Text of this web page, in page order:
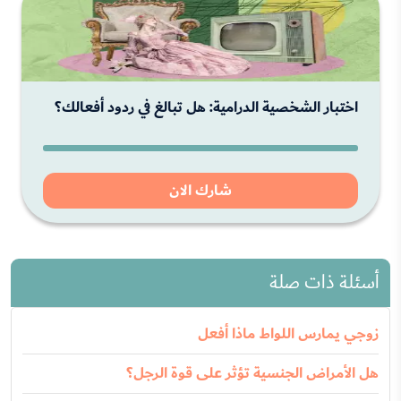
اختبار الشخصية الدرامية: هل تبالغ في ردود أفعالك؟
شارك الان
أسئلة ذات صلة
زوجي يمارس اللواط ماذا أفعل
هل الأمراض الجنسية تؤثر على قوة الرجل؟